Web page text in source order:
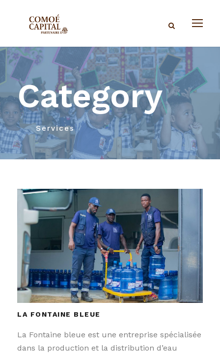
Category
Services
LA FONTAINE BLEUE
La Fontaine bleue est une entreprise spécialisée
dans la production et la distribution d’eau